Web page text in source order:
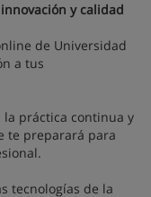
y calidad
de Universidad
a tus
práctica continua y
te preparará para
tecnologías de la